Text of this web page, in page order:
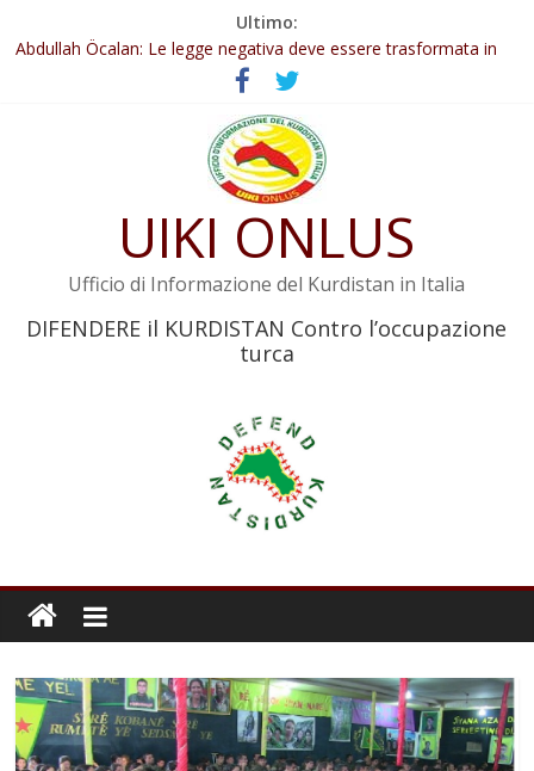
Ultimo:
Il KNK chiede un’azione internazionale contro i crimini di guerra
dell’Iran
Abdullah Öcalan: Le legge negativa deve essere trasformata in
Inizia la seconda fase del processo
Commissione donne del KNK: Şengal è di nuovo sotto minaccia
Non tenere conto della situazione di Rêber Apo ostacolerebbe
l’attuazione della leggeUIKI ONLUS
Ufficio di Informazione del Kurdistan in Italia
DIFENDERE il KURDISTAN Contro l’occupazione
turca